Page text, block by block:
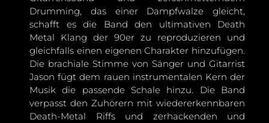
Drumming, das einer Dampfwalze gleicht,
schafft es die Band den ultimativen Death
Metal Klang der 90er zu reproduzieren und
gleichfalls einen eigenen Charakter hinzufügen.
Die brachiale Stimme von Sänger und Gitarrist
Jason fügt dem rauen instrumentalen Kern der
Musik die passende Schale hinzu. Die Band
verpasst den Zuhörern mit wiedererkennbaren
Death-Metal Riffs und zerhackenden und